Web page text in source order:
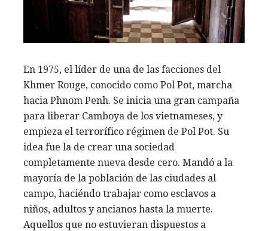
En 1975, el líder de una de las facciones del
Khmer Rouge, conocido como Pol Pot, marcha
hacia Phnom Penh. Se inicia una gran campaña
para liberar Camboya de los vietnameses, y
empieza el terrorífico régimen de Pol Pot. Su
idea fue la de crear una sociedad
completamente nueva desde cero. Mandó a la
mayoría de la población de las ciudades al
campo, haciéndo trabajar como esclavos a
niños, adultos y ancianos hasta la muerte.
Aquellos que no estuvieran dispuestos a